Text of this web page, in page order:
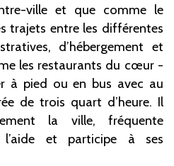
ville et que comme le
trajets entre les différentes
d’hébergement et
les restaurants du cœur -
à pied ou en bus avec au
de trois quart d’heure. Il
la ville, fréquente
l’aide et participe à ses